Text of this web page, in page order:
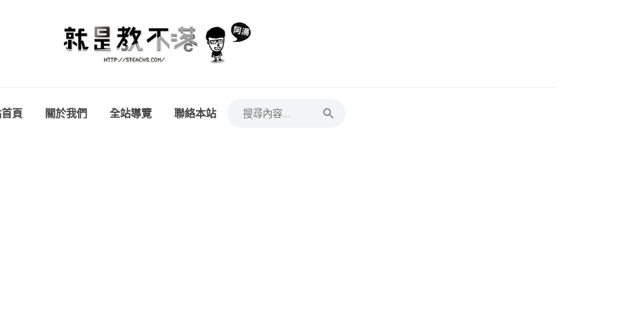
頁 關於我們 全站導覽 聯絡本站